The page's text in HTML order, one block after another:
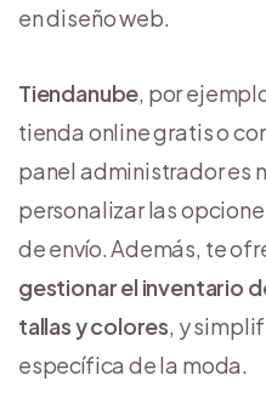
en diseño web.
Tiendanube, por
tienda online gratis o
panel administrador es
personalizar las
de envío. Además, te
gestionar el inventario
tallas y colores, y
específica de la moda.